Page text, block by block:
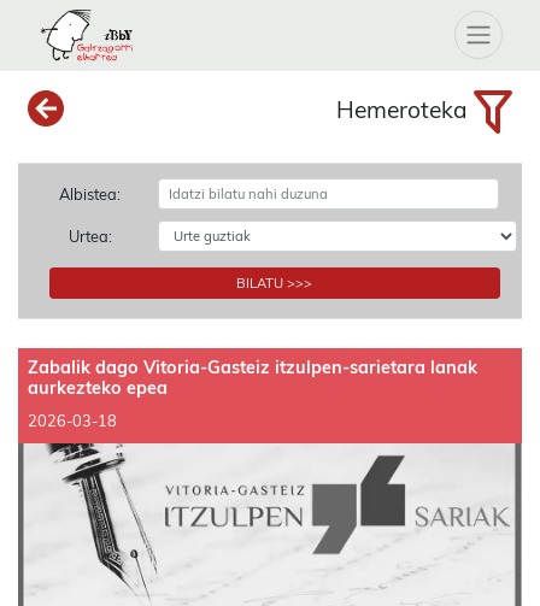
Hemeroteka
Albistea:
Urtea:
BILATU >>>
Zabalik dago Vitoria-Gasteiz itzulpen-sarietara lanak
aurkezteko epea
2026-03-18